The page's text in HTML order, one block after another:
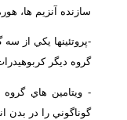
سازنده آنزيم ها،
-پروتئينها يكي از
گروه ديگر
گوناگوني را در بدن